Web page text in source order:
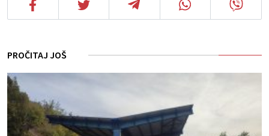
PROČITAJ JOŠ